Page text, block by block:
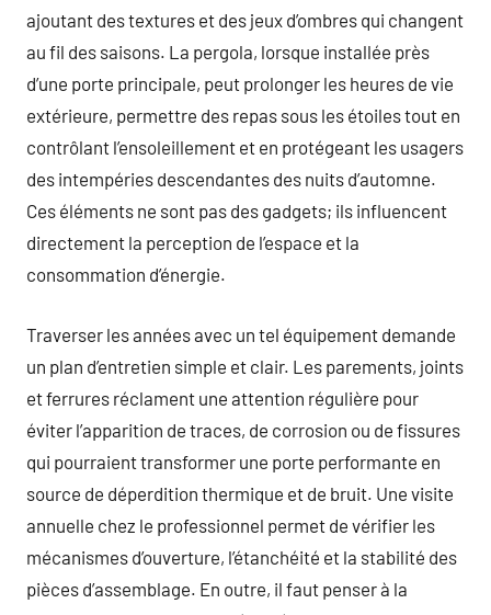
ajoutant des textures et des jeux d’ombres qui changent
au fil des saisons. La pergola, lorsque installée près
d’une porte principale, peut prolonger les heures de vie
extérieure, permettre des repas sous les étoiles tout en
contrôlant l’ensoleillement et en protégeant les usagers
des intempéries descendantes des nuits d’automne.
Ces éléments ne sont pas des gadgets; ils influencent
directement la perception de l’espace et la
consommation d’énergie.
Traverser les années avec un tel équipement demande
un plan d’entretien simple et clair. Les parements, joints
et ferrures réclament une attention régulière pour
éviter l’apparition de traces, de corrosion ou de fissures
qui pourraient transformer une porte performante en
source de déperdition thermique et de bruit. Une visite
annuelle chez le professionnel permet de vérifier les
mécanismes d’ouverture, l’étanchéité et la stabilité des
pièces d’assemblage. En outre, il faut penser à la